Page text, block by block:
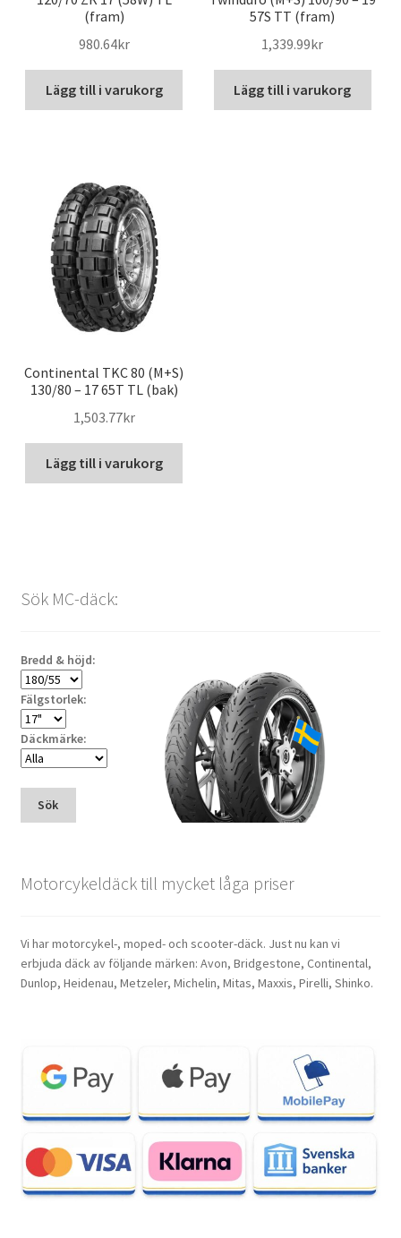
(fram)
980.64kr
Lägg till i varukorg
57S TT (fram)
1,339.99kr
Lägg till i varukorg
Continental TKC 80 (M+S)
130/80 – 17 65T TL (bak)
1,503.77kr
Lägg till i varukorg
Sök MC-däck:
Bredd & höjd:
Fälgstorlek:
Däckmärke:
Sök
Motorcykeldäck till mycket låga priser
Vi har motorcykel-, moped- och scooter-däck. Just nu kan vi
erbjuda däck av följande märken: Avon, Bridgestone, Continental,
Dunlop, Heidenau, Metzeler, Michelin, Mitas, Maxxis, Pirelli, Shinko.